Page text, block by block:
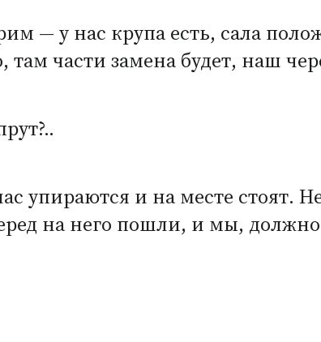
— у нас крупа есть, сала
там части замена будет, наш
упираются и на месте стоят.
на него пошли, и мы,